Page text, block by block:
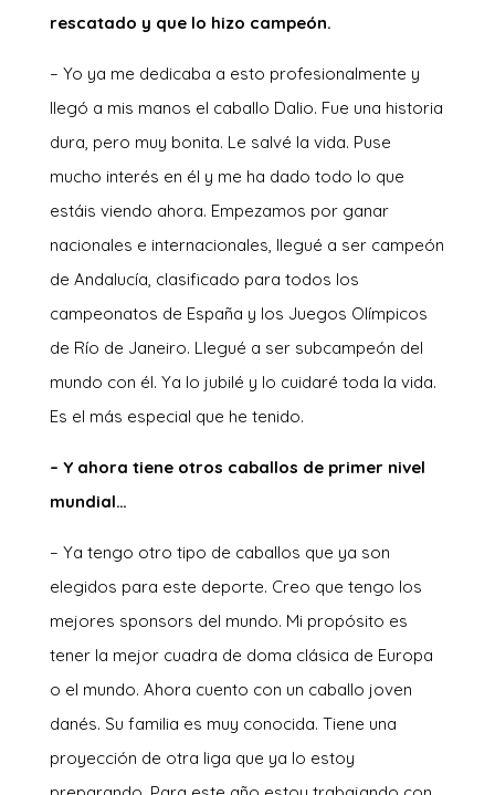
rescatado y que lo hizo campeón.
– Yo ya me dedicaba a esto profesionalmente y
llegó a mis manos el caballo Dalio. Fue una historia
dura, pero muy bonita. Le salvé la vida. Puse
mucho interés en él y me ha dado todo lo que
estáis viendo ahora. Empezamos por ganar
nacionales e internacionales, llegué a ser campeón
de Andalucía, clasificado para todos los
campeonatos de España y los Juegos Olímpicos
de Río de Janeiro. Llegué a ser subcampeón del
mundo con él. Ya lo jubilé y lo cuidaré toda la vida.
Es el más especial que he tenido.
– Y ahora tiene otros caballos de primer nivel
mundial…
– Ya tengo otro tipo de caballos que ya son
elegidos para este deporte. Creo que tengo los
mejores sponsors del mundo. Mi propósito es
tener la mejor cuadra de doma clásica de Europa
o el mundo. Ahora cuento con un caballo joven
danés. Su familia es muy conocida. Tiene una
proyección de otra liga que ya lo estoy